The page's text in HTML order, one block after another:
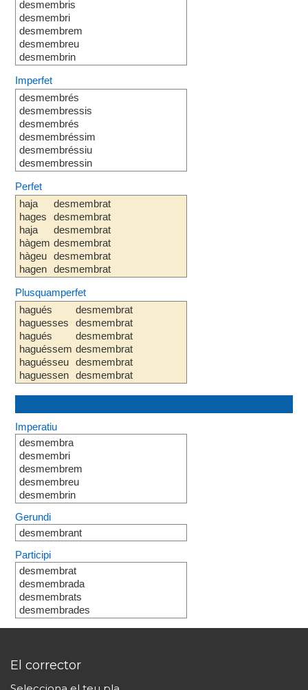
desmembris
desmembri
desmembrem
desmembreu
desmembrin
Imperfet
desmembrés
desmembressis
desmembrés
desmembréssim
desmembréssiu
desmembressin
Perfet
haja
hages
haja
hàgem
hàgeu
hagen
desmembrat
desmembrat
desmembrat
desmembrat
desmembrat
desmembrat
Plusquamperfet
hagués
haguesses
hagués
haguéssem
haguésseu
haguessen
desmembrat
desmembrat
desmembrat
desmembrat
desmembrat
desmembrat
Imperatiu
desmembra
desmembri
desmembrem
desmembreu
desmembrin
Gerundi
desmembrant
Participi
desmembrat
desmembrada
desmembrats
desmembrades
El corrector